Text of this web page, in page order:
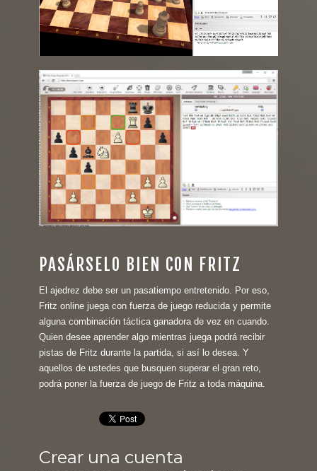
PASÁRSELO BIEN CON FRITZ
El ajedrez debe ser un pasatiempo entretenido. Por eso,
Fritz online juega con fuerza de juego reducida y permite
alguna combinación táctica ganadora de vez en cuando.
Quien desee aprender algo mientras juega podrá recibir
pistas de Fritz durante la partida, si así lo desea. Y
aquellos de ustedes que busquen superar el gran reto,
podrá poner la fuerza de juego de Fritz a toda máquina.
Crear una cuenta